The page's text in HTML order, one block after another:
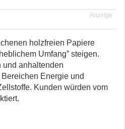
Anzeige
holzfreien Papiere
Umfang” steigen.
und anhaltenden
Energie und
Kunden würden vom